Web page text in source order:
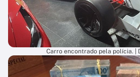
Carro encontrado pela polícia. |